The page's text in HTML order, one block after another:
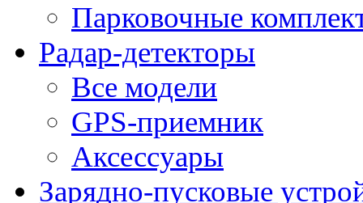
Парковочные
Радар-детекторы
Все модели
GPS-приемник
Аксессуары
Зарядно-пусковые